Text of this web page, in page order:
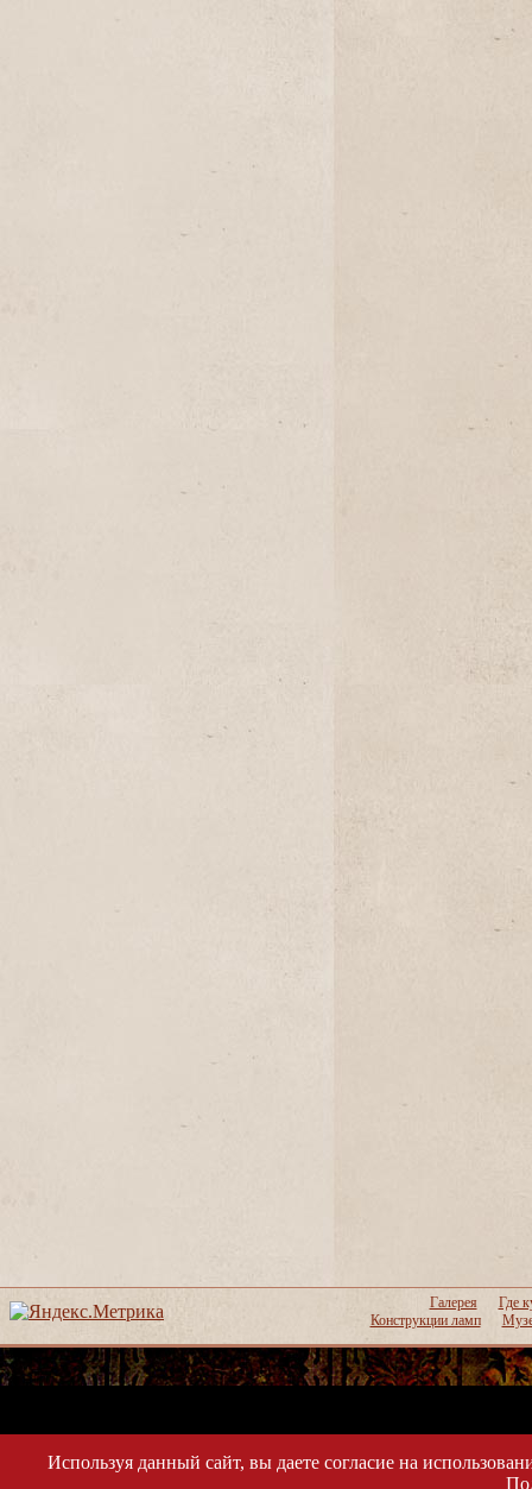
Галерея
Где
Конструкции ламп
Используя данный сайт, вы даете согласие на